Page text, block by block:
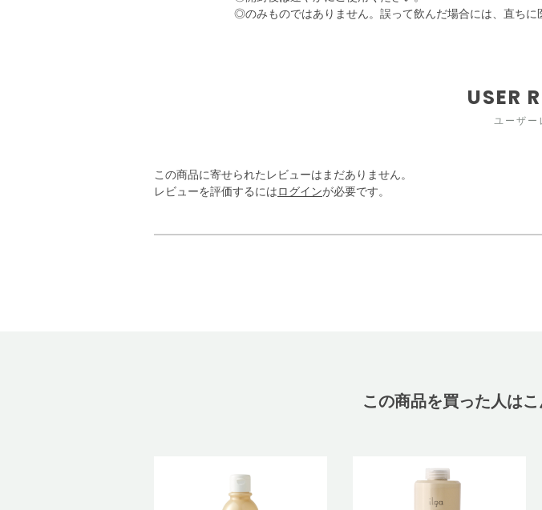
◎のみものではありません。誤って飲んだ場合には、直ちに
USER
ユーザー
この商品に寄せられたレビューはまだありません。
レビューを評価するにはログインが必要です。
この商品を買った人は